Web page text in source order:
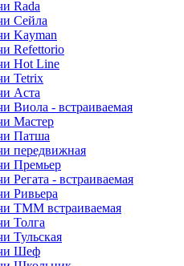
Rada
Сейла
Kayman
Refettorio
Hot Line
Tetrix
Аста
Виола - встраиваемая
Мастер
Патша
передвижная
Премьер
Регата - встраиваемая
Ривьера
ТММ встраиваемая
Толга
Тульская
Шеф